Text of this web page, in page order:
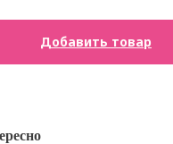
Добавить товар